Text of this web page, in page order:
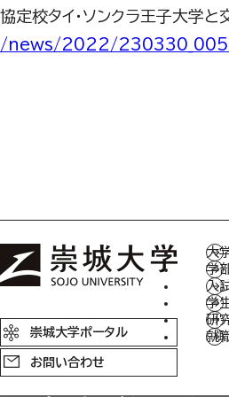
協定校タイ・ソンクラ王子大学と
/news/2022/
崇城大学ポータル
お問い合わせ
大
学
入
学
研
就